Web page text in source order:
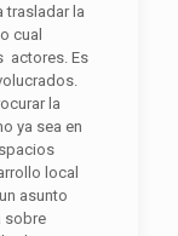
trasladar la
cual
actores. Es
la
ya sea en
local
asunto
sobre